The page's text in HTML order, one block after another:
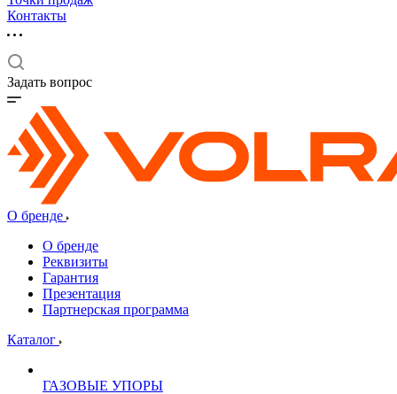
Контакты
Задать вопрос
О бренде
О бренде
Реквизиты
Гарантия
Презентация
Партнерская программа
Каталог
ГАЗОВЫЕ УПОРЫ